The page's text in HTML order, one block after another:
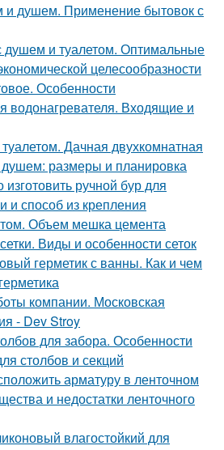
и душем. Применение бытовок с
душем и туалетом. Оптимальные
целесообразности
Особенности
водонагревателя. Входящие и
Дачная двухкомнатная
душем: размеры и планировка
изготовить ручной бур для
способ из крепления
Объем мешка цемента
Виды и особенности сеток
герметик с ванны. Как и чем
компании. Московская
- Dev Stroy
для забора. Особенности
столбов и секций
арматуру в ленточном
и недостатки ленточного
влагостойкий для